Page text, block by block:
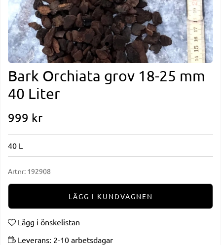
Bark Orchiata grov 18-25 mm
40 Liter
999 kr
40 L
Artnr: 192908
LÄGG I KUNDVAGNEN
Lägg i önskelistan
Leverans: 2-10 arbetsdagar